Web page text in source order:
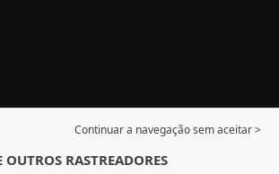
Continuar a navegação sem aceitar >
OUTROS RASTREADORES